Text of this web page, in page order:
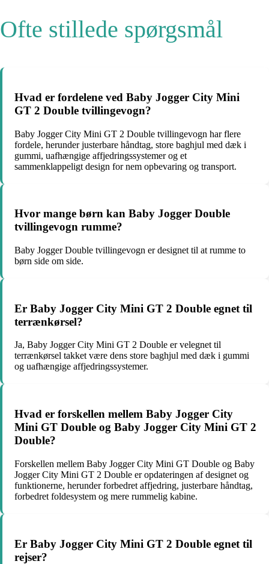
Ofte stillede spørgsmål
Hvad er fordelene ved Baby Jogger City Mini
GT 2 Double tvillingevogn?
Baby Jogger City Mini GT 2 Double tvillingevogn har flere
fordele, herunder justerbare håndtag, store baghjul med dæk i
gummi, uafhængige affjedringssystemer og et
sammenklappeligt design for nem opbevaring og transport.
Hvor mange børn kan Baby Jogger Double
tvillingevogn rumme?
Baby Jogger Double tvillingevogn er designet til at rumme to
børn side om side.
Er Baby Jogger City Mini GT 2 Double egnet til
terrænkørsel?
Ja, Baby Jogger City Mini GT 2 Double er velegnet til
terrænkørsel takket være dens store baghjul med dæk i gummi
og uafhængige affjedringssystemer.
Hvad er forskellen mellem Baby Jogger City
Mini GT Double og Baby Jogger City Mini GT 2
Double?
Forskellen mellem Baby Jogger City Mini GT Double og Baby
Jogger City Mini GT 2 Double er opdateringen af ​​designet og
funktionerne, herunder forbedret affjedring, justerbare håndtag,
forbedret foldesystem og mere rummelig kabine.
Er Baby Jogger City Mini GT 2 Double egnet til
rejser?